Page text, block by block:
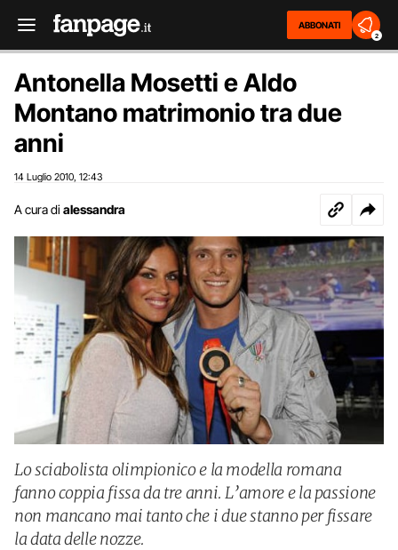
ABBONATI
2
Antonella Mosetti e Aldo
Montano matrimonio tra due
anni
14 Luglio 2010 12:43
A cura di alessandra
Lo sciabolista olimpionico e la modella romana
fanno coppia fissa da tre anni. L’amore e la passione
non mancano mai tanto che i due stanno per fissare
la data delle nozze.